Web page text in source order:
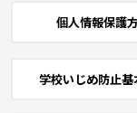
個人情報保護
学校いじめ防止基